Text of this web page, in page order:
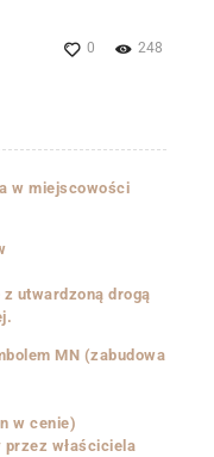
248
0
w miejscowości
z utwardzoną drogą
MN (zabudowa
w cenie)
właściciela